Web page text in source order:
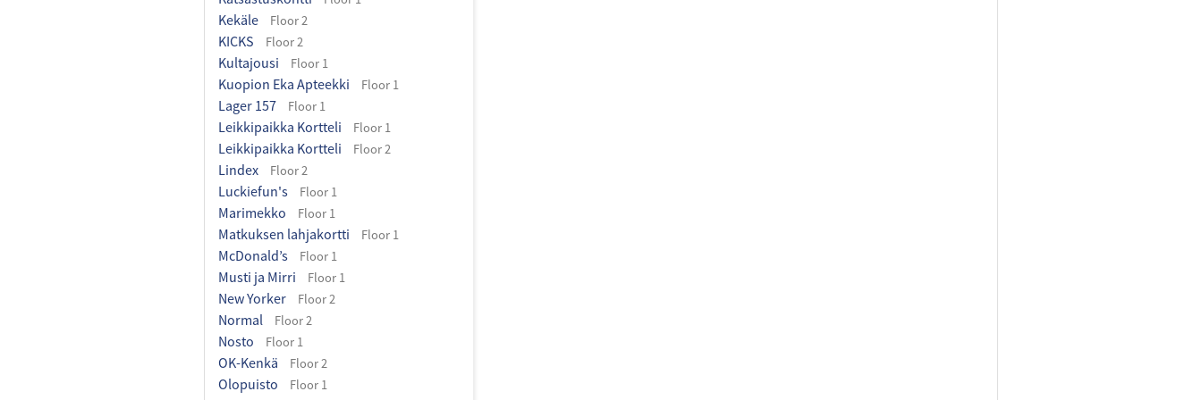
Kekäle Floor 2
KICKS Floor 2
Kultajousi Floor 1
Kuopion Eka Apteekki Floor 1
Lager 157 Floor 1
Leikkipaikka Kortteli Floor 1
Leikkipaikka Kortteli Floor 2
Lindex Floor 2
Luckiefun's Floor 1
Marimekko Floor 1
Matkuksen lahjakortti Floor 1
McDonald’s Floor 1
Musti ja Mirri Floor 1
New Yorker Floor 2
Normal Floor 2
Nosto Floor 1
OK-Kenkä Floor 2
Olopuisto Floor 1